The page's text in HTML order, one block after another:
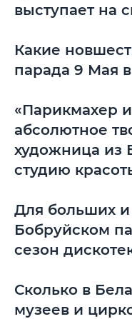
выступает на
Какие
парада 9 Мая
«Парикмахер
абсолютное
художница из
студию
Для больших
Бобруйском
сезон
Сколько в
музеев и